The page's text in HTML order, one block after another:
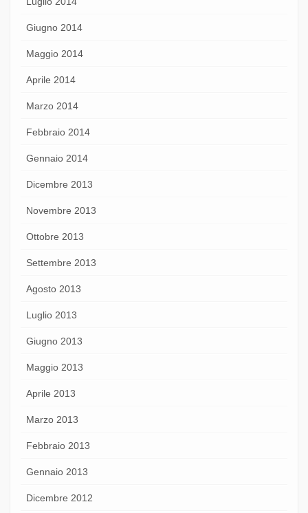
Giugno 2014
Maggio 2014
Aprile 2014
Marzo 2014
Febbraio 2014
Gennaio 2014
Dicembre 2013
Novembre 2013
Ottobre 2013
Settembre 2013
Agosto 2013
Luglio 2013
Giugno 2013
Maggio 2013
Aprile 2013
Marzo 2013
Febbraio 2013
Gennaio 2013
Dicembre 2012